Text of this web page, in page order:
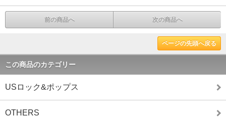
前の商品へ 次の商品へ
ページの先頭へ戻る
この商品のカテゴリー
USロック&ポップス
OTHERS